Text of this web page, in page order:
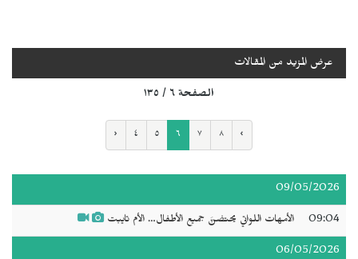
عرض المزيد من المقالات
الصفحة ٦ / ١٣٥
‹ ٤ ٥ ٦ ٧ ٨ ›
09/05/2026
09:04 الأمهات اللواتي يحتضنَّ جميع الأطفال… الأم تايبت
06/05/2026